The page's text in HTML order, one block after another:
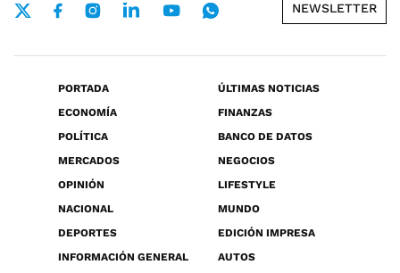
NEWSLETTER
PORTADA
ÚLTIMAS NOTICIAS
ECONOMÍA
FINANZAS
POLÍTICA
BANCO DE DATOS
MERCADOS
NEGOCIOS
OPINIÓN
LIFESTYLE
NACIONAL
MUNDO
DEPORTES
EDICIÓN IMPRESA
INFORMACIÓN GENERAL
AUTOS